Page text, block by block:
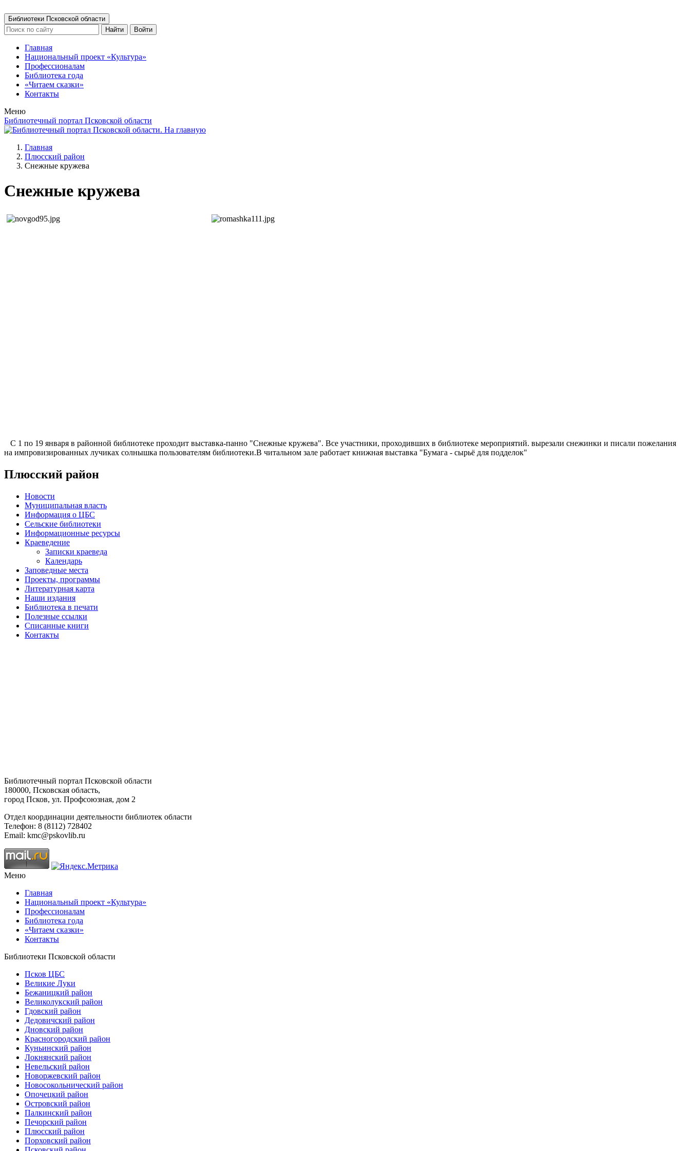
Библиотеки Псковской области
Найти
Войти
Главная
Национальный проект «Культура»
Профессионалам
Библиотека года
«Читаем сказки»
Контакты
Меню
Библиотечный портал Псковской области
Главная
Плюсский район
Снежные кружева
Снежные кружева
С 1 по 19 января в районной библиотеке проходит выставка-панно "Снежные кружева". Все участники, проходивших в библиотеке мероприятий. вырезали снежинки и писали пожелания
на импровизированных лучиках солнышка пользователям библиотеки.В читальном зале работает книжная выставка "Бумага - сырьё для подделок"
Плюсский район
Новости
Муниципальная власть
Информация о ЦБС
Сельские библиотеки
Информационные ресурсы
Краеведение
Записки краеведа
Календарь
Заповедные места
Проекты, программы
Литературная карта
Наши издания
Библиотека в печати
Полезные ссылки
Списанные книги
Контакты
Библиотечный портал Псковской области
180000, Псковская область,
город Псков, ул. Профсоюзная, дом 2
Отдел координации деятельности библиотек области
Телефон: 8 (8112) 728402
Email: kmc@pskovlib.ru
Меню
Главная
Национальный проект «Культура»
Профессионалам
Библиотека года
«Читаем сказки»
Контакты
Библиотеки Псковской области
Псков ЦБС
Великие Луки
Бежаницкий район
Великолукский район
Гдовский район
Дедовичский район
Дновский район
Красногородский район
Куньинский район
Локнянский район
Невельский район
Новоржевский район
Новосокольнический район
Опочецкий район
Островский район
Палкинский район
Печорский район
Плюсский район
Порховский район